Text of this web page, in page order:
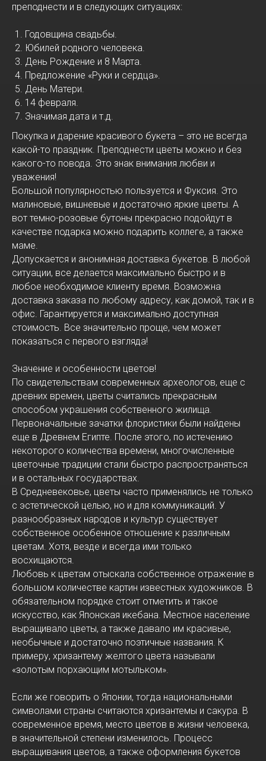
преподнести и в следующих ситуациях:
Годовщина свадьбы.
Юбилей родного человека.
День Рождение и 8 Марта.
Предложение «Руки и сердца».
День Матери.
14 февраля.
Значимая дата и т.д.
Покупка и дарение красивого букета – это не всегда
какой-то праздник. Преподнести цветы можно и без
какого-то повода. Это знак внимания любви и
уважения!
Большой популярностью пользуется и Фуксия. Это
малиновые, вишневые и достаточно яркие цветы. А
вот темно-розовые бутоны прекрасно подойдут в
качестве подарка можно подарить коллеге, а также
маме.
Допускается и анонимная доставка букетов. В любой
ситуации, все делается максимально быстро и в
любое необходимое клиенту время. Возможна
доставка заказа по любому адресу, как домой, так и в
офис. Гарантируется и максимально доступная
стоимость. Все значительно проще, чем может
показаться с первого взгляда!
Значение и особенности цветов!
По свидетельствам современных археологов, еще с
древних времен, цветы считались прекрасным
способом украшения собственного жилища.
Первоначальные зачатки флористики были найдены
еще в Древнем Египте. После этого, по истечению
некоторого количества времени, многочисленные
цветочные традиции стали быстро распространяться
и в остальных государствах.
В Средневековье, цветы часто применялись не только
с эстетической целью, но и для коммуникаций. У
разнообразных народов и культур существует
собственное особенное отношение к различным
цветам. Хотя, везде и всегда ими только
восхищаются.
Любовь к цветам отыскала собственное отражение в
большом количестве картин известных художников. В
обязательном порядке стоит отметить и такое
искусство, как Японская икебана. Местное население
выращивало цветы, а также давало им красивые,
необычные и достаточно поэтичные названия. К
примеру, хризантему желтого цвета называли
«золотым порхающим мотыльком».
Если же говорить о Японии, тогда национальными
символами страны считаются хризантемы и сакура. В
современное время, место цветов в жизни человека,
в значительной степени изменилось. Процесс
выращивания цветов, а также оформления букетов